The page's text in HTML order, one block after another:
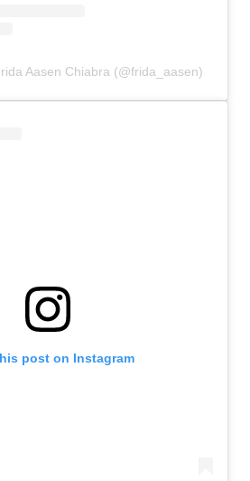
Aasen Chiabra (@frida_aasen)
post on Instagram